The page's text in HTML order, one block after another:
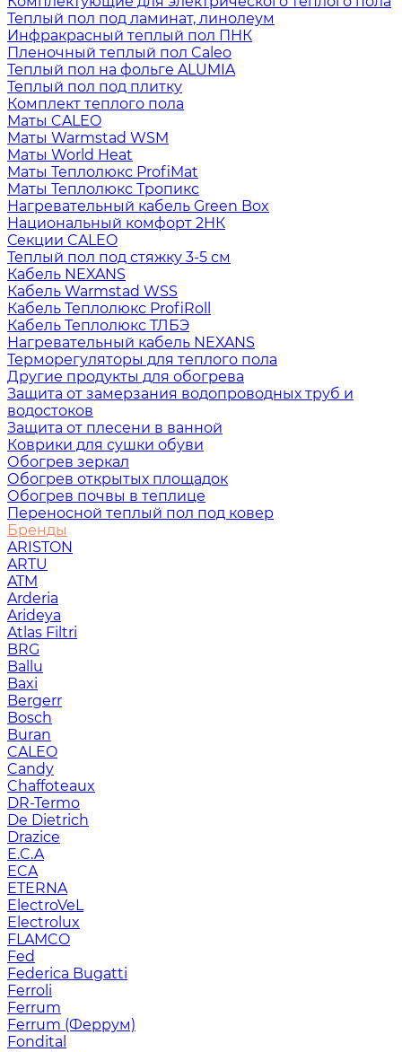
Теплый пол под ламинат, линолеум
Инфракрасный теплый пол ПНК
Пленочный теплый пол Caleo
Теплый пол на фольге ALUMIA
Теплый пол под плитку
Комплект теплого пола
Маты CALEO
Маты Warmstad WSM
Маты World Heat
Маты Теплолюкс ProfiMat
Маты Теплолюкс Тропикс
Нагревательный кабель Green Box
Национальный комфорт 2НК
Секции CALEO
Теплый пол под стяжку 3-5 см
Кабель NEXANS
Кабель Warmstad WSS
Кабель Теплолюкс ProfiRoll
Кабель Теплолюкс ТЛБЭ
Нагревательный кабель NEXANS
Терморегуляторы для теплого пола
Другие продукты для обогрева
Защита от замерзания водопроводных труб и
водостоков
Защита от плесени в ванной
Коврики для сушки обуви
Обогрев зеркал
Обогрев открытых площадок
Обогрев почвы в теплице
Переносной теплый пол под ковер
Бренды
ARISTON
ARTU
ATM
Arderia
Arideya
Atlas Filtri
BRG
Ballu
Baxi
Bergerr
Bosch
Buran
CALEO
Candy
Chaffoteaux
DR-Termo
De Dietrich
Drazice
E.C.A
ECA
ETERNA
ElectroVeL
Electrolux
FLAMCO
Fed
Federica Bugatti
Ferroli
Ferrum
Ferrum (Феррум)
Fondital